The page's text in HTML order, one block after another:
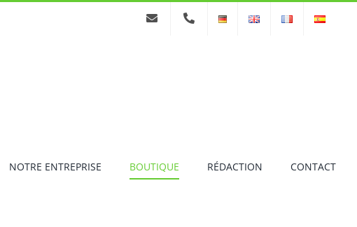
NOTRE ENTREPRISE BOUTIQUE RÉDACTION CONTACT